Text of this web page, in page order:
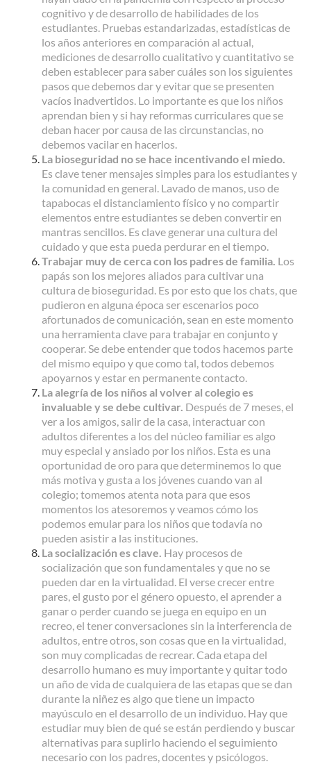
cognitivo y de desarrollo de habilidades de los
estudiantes. Pruebas estandarizadas, estadísticas de
los años anteriores en comparación al actual,
mediciones de desarrollo cualitativo y cuantitativo se
deben establecer para saber cuáles son los siguientes
pasos que debemos dar y evitar que se presenten
vacíos inadvertidos. Lo importante es que los niños
aprendan bien y si hay reformas curriculares que se
deban hacer por causa de las circunstancias, no
debemos vacilar en hacerlos.
La bioseguridad no se hace incentivando el miedo.
Es clave tener mensajes simples para los estudiantes y
la comunidad en general. Lavado de manos, uso de
tapabocas el distanciamiento físico y no compartir
elementos entre estudiantes se deben convertir en
mantras sencillos. Es clave generar una cultura del
cuidado y que esta pueda perdurar en el tiempo.
Trabajar muy de cerca con los padres de familia. Los
papás son los mejores aliados para cultivar una
cultura de bioseguridad. Es por esto que los chats, que
pudieron en alguna época ser escenarios poco
afortunados de comunicación, sean en este momento
una herramienta clave para trabajar en conjunto y
cooperar. Se debe entender que todos hacemos parte
del mismo equipo y que como tal, todos debemos
apoyarnos y estar en permanente contacto.
La alegría de los niños al volver al colegio es
invaluable y se debe cultivar. Después de 7 meses, el
ver a los amigos, salir de la casa, interactuar con
adultos diferentes a los del núcleo familiar es algo
muy especial y ansiado por los niños. Esta es una
oportunidad de oro para que determinemos lo que
más motiva y gusta a los jóvenes cuando van al
colegio; tomemos atenta nota para que esos
momentos los atesoremos y veamos cómo los
podemos emular para los niños que todavía no
pueden asistir a las instituciones.
La socialización es clave. Hay procesos de
socialización que son fundamentales y que no se
pueden dar en la virtualidad. El verse crecer entre
pares, el gusto por el género opuesto, el aprender a
ganar o perder cuando se juega en equipo en un
recreo, el tener conversaciones sin la interferencia de
adultos, entre otros, son cosas que en la virtualidad,
son muy complicadas de recrear. Cada etapa del
desarrollo humano es muy importante y quitar todo
un año de vida de cualquiera de las etapas que se dan
durante la niñez es algo que tiene un impacto
mayúsculo en el desarrollo de un individuo. Hay que
estudiar muy bien de qué se están perdiendo y buscar
alternativas para suplirlo haciendo el seguimiento
necesario con los padres, docentes y psicólogos.